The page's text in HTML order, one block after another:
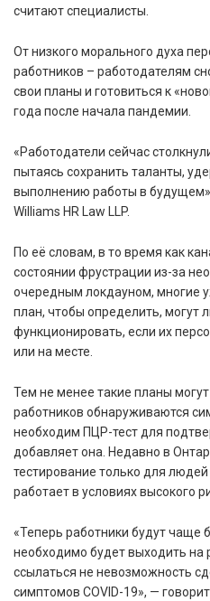
считают специалисты.
От низкого морального духа
работников – работодателям
свои планы и готовиться к
года после начала пандемии.
«Работодатели сейчас
пытаясь сохранить таланты,
выполнению работы в
Williams HR Law LLP.
По её словам, в то время как
состоянии фрустрации из-за
очередным локдауном, многие
план, чтобы определить, могут
функционировать, если их
или на месте.
Тем не менее такие планы
работников обнаруживаются
необходим ПЦР-тест для
добавляет она. Недавно в
тестирование только для людей
работает в условиях высокого
«Теперь работники будут чаще
необходимо будет выходить на
ссылаться не невозможность
симптомов COVID-19», —